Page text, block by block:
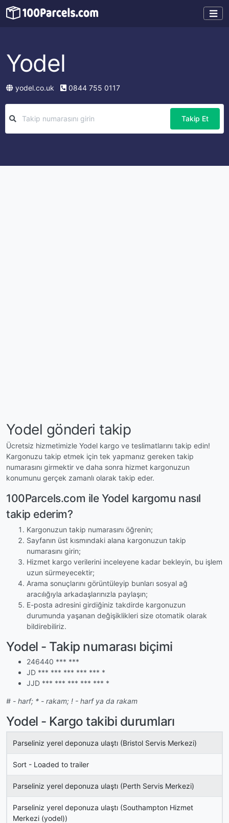
Yodel
yodel.co.uk 0844 755 0117
Takip Et
Yodel gönderi takip
Ücretsiz hizmetimizle Yodel kargo ve teslimatlarını takip edin!
Kargonuzu takip etmek için tek yapmanız gereken takip
numarasını girmektir ve daha sonra hizmet kargonuzun
konumunu gerçek zamanlı olarak takip eder.
100Parcels.com ile Yodel kargomu nasıl
takip ederim?
Kargonuzun takip numarasını öğrenin;
Sayfanın üst kısmındaki alana kargonuzun takip
numarasını girin;
Hizmet kargo verilerini inceleyene kadar bekleyin, bu işlem
uzun sürmeyecektir;
Arama sonuçlarını görüntüleyip bunları sosyal ağ
aracılığıyla arkadaşlarınızla paylaşın;
E-posta adresini girdiğiniz takdirde kargonuzun
durumunda yaşanan değişiklikleri size otomatik olarak
bildirebiliriz.
Yodel - Takip numarası biçimi
246440 *** ***
JD *** *** *** *** *** *
JJD *** *** *** *** *** *
# - harf; * - rakam; ! - harf ya da rakam
Yodel - Kargo takibi durumları
Parseliniz yerel deponuza ulaştı (Bristol Servis Merkezi)
Sort - Loaded to trailer
Parseliniz yerel deponuza ulaştı (Perth Servis Merkezi)
Parseliniz yerel deponuza ulaştı (Southampton Hizmet
Merkezi (yodel))